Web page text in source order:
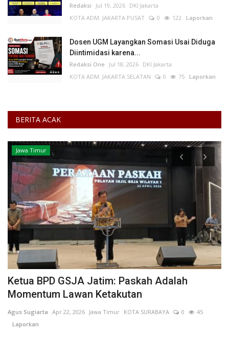
Redaksi Jul 19, 2026 DKI Jakarta
KOTA ADM. JAKARTA PUSAT
0 122 Laporkan
Dosen UGM Layangkan Somasi Usai Diduga
Diintimidasi karena...
Redaksi One Jul 18, 2026 DKI Jakarta
KOTA ADM. JAKARTA SELATAN
0 75 Laporkan
BERITA ACAK
Jawa Timur
Ketua BPD GSJA Jatim: Paskah Adalah
Momentum Lawan Ketakutan
Agus Sugiarta Apr 22, 2026 Jawa Timur KOTA SURABAYA 0
45
Laporkan